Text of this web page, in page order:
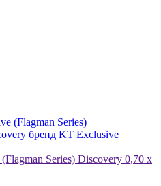
(Flagman Series)
бренд KT Exclusive
Series) Discovery 0,70 х